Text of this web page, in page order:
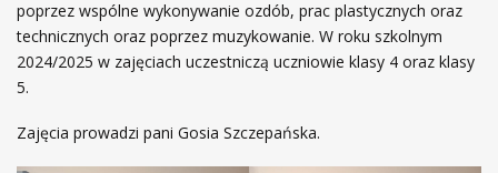
poprzez wspólne wykonywanie ozdób, prac plastycznych oraz
technicznych oraz poprzez muzykowanie. W roku szkolnym
2024/2025 w zajęciach uczestniczą uczniowie klasy 4 oraz klasy
5.
Zajęcia prowadzi pani Gosia Szczepańska.